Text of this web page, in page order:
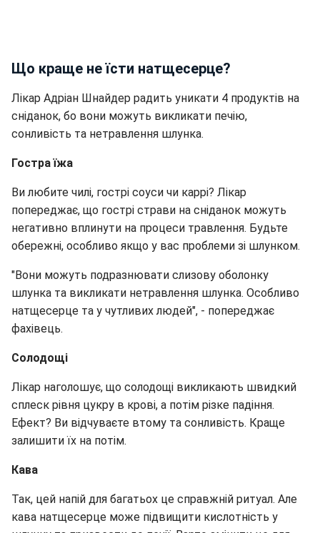
Що краще не їсти натщесерце?
Лікар Адріан Шнайдер радить уникати 4 продуктів на
сніданок, бо вони можуть викликати печію,
сонливість та нетравлення шлунка.
Гостра їжа
Ви любите чилі, гострі соуси чи каррі? Лікар
попереджає, що гострі страви на сніданок можуть
негативно вплинути на процеси травлення. Будьте
обережні, особливо якщо у вас проблеми зі шлунком.
"Вони можуть подразнювати слизову оболонку
шлунка та викликати нетравлення шлунка. Особливо
натщесерце та у чутливих людей", - попереджає
фахівець.
Солодощі
Лікар наголошує, що солодощі викликають швидкий
сплеск рівня цукру в крові, а потім різке падіння.
Ефект? Ви відчуваєте втому та сонливість. Краще
залишити їх на потім.
Кава
Так, цей напій для багатьох це справжній ритуал. Але
кава натщесерце може підвищити кислотність у